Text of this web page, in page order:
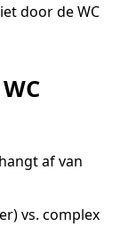
door de WC
af van
vs. complex